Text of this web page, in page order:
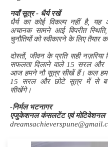
नवाँ सूत्र - धैर्य रखें
धैर्य का कोई विकल्प नहीं है, यह
अचानक सामने आई विपरीत स्थिति,
चुनौतियों को स्वीकारने के लिए तैयार
दोस्तों, जीवन के प्रति सही नज़रिया
सफलता दिलाने वाले 15 सरल और
आज हमने नौ सूत्र सीखें हैं। कल हम
15 सरल और छोटे सूत्र में से
सीखेंगे।
-निर्मल भटनागर
एजुकेशनल कंसलटेंट एवं मोटिवेशनल